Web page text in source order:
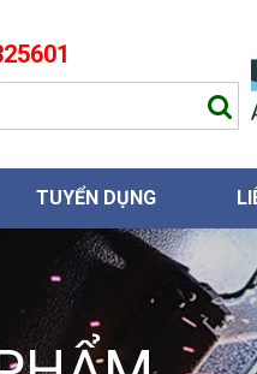
TUYỂN DỤNG